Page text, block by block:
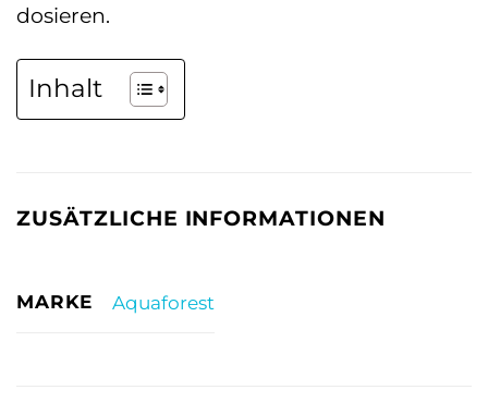
dosieren.
Inhalt
ZUSÄTZLICHE INFORMATIONEN
MARKE Aquaforest